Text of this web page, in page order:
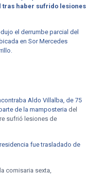
tras haber sufrido lesiones
el derrumbe parcial del
en Sor Mercedes
Aldo Villalba, de 75
de la mamposteria del
sufrió lesiones de
fue trasladado de
comisaria sexta,